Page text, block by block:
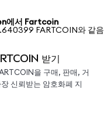
에서 Fartcoin
FARTCOIN와 같음
받기
을 구매, 판매, 거
신뢰받는 암호화폐 지